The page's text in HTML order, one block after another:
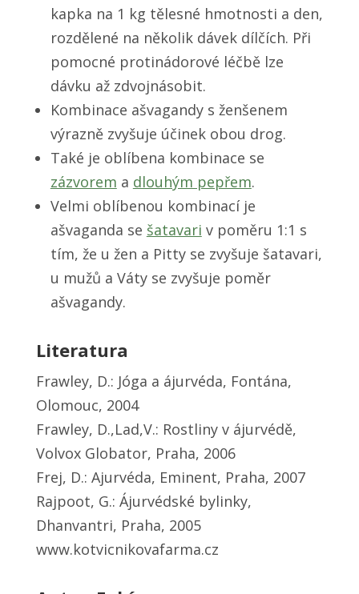
kapka na 1 kg tělesné hmotnosti a den,
rozdělené na několik dávek dílčích. Při
pomocné protinádorové léčbě lze
dávku až zdvojnásobit.
Kombinace ašvagandy s ženšenem
výrazně zvyšuje účinek obou drog.
Také je oblíbena kombinace se
zázvorem a dlouhým pepřem.
Velmi oblíbenou kombinací je
ašvaganda se šatavari v poměru 1:1 s
tím, že u žen a Pitty se zvyšuje šatavari,
u mužů a Váty se zvyšuje poměr
ašvagandy.
Literatura
Frawley, D.: Jóga a ájurvéda, Fontána,
Olomouc, 2004
Frawley, D.,Lad,V.: Rostliny v ájurvédě,
Volvox Globator, Praha, 2006
Frej, D.: Ajurvéda, Eminent, Praha, 2007
Rajpoot, G.: Ájurvédské bylinky,
Dhanvantri, Praha, 2005
www.kotvicnikovafarma.cz